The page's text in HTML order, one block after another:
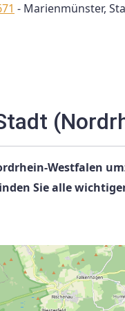
- Marienmünster,
Westfalen
Sie alle